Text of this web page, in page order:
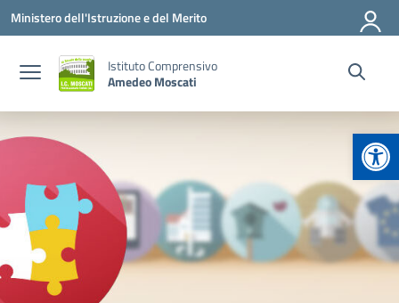
Vai ai contenuti
Vai al menu di navigazione
Vai al footer
Ministero dell'Istruzione e del Merito
Istituto Comprensivo
Amedeo Moscati